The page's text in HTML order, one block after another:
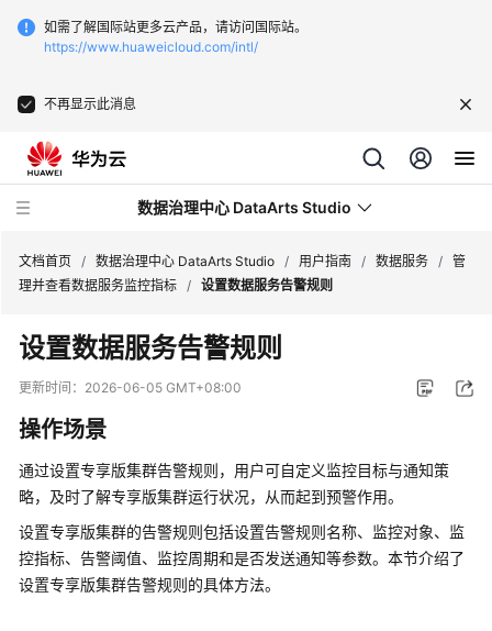
如需了解国际站更多云产品，请访问国际站。
https://www.huaweicloud.com/intl/
不再显示此消息
数据治理中心 DataArts Studio
最
新
动
务
公
告
产
文档首页 / 数据治理中心 DataArts Studio / 用户指南 / 数据服务 / 管
理并查看数据服务监控指标 / 设置数据服务告警规则
设置数据服务告警规则
更新时间： 2026-06-05 GMT+08:00
操作场景
通过设置专享版集群告警规则，用户可自定义监控目标与通知策
略，及时了解专享版集群运行状况，从而起到预警作用。
设置专享版集群的告警规则包括设置告警规则名称、监控对象、监
控指标、告警阈值、监控周期和是否发送通知等参数。本节介绍了
设置专享版集群告警规则的具体方法。